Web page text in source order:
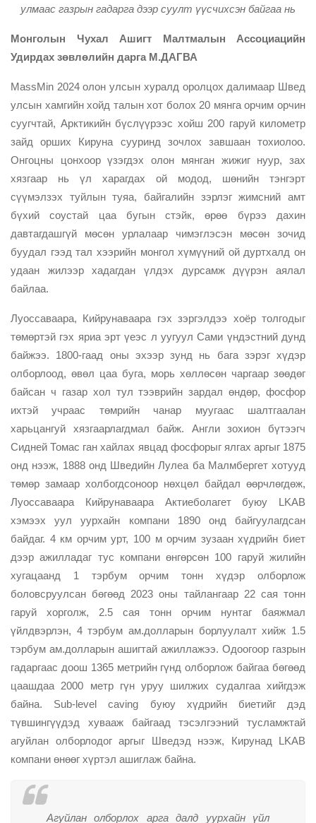
улмаас газрын гадарга дээр суулт үүсчихсэн байгаа нь
Монголын Чухал Ашигт Малтмалын Ассоциацийн
Удирдах зөвлөлийн дарга М.ДАГВА
MassMin 2024 олон улсын хуралд оролцох далимаар Швед
улсын хамгийн хойд талын хот болох 20 мянга орчим орчин
суугчтай, Арктикийн бүслүүрээс хойш 200 гаруй километр
зайд орших Кируна сууринд зочлох завшаан тохиолоо.
Онгоцны цонхоор үзэгдэх олон мянган жижиг нуур, зах
хязгаар нь үл харагдах ой модод, шөнийн тэнгэрт
сүүмэлзэх туйлын туяа, байгалийн зэрлэг жимсний амт
бүхий соустай цаа бугын стэйк, өрөө бүрээ дахин
давтагдашгүй мөсөн урлалаар чимэглэсэн мөсөн зочид
буудал гээд тал хээрийн монгол хүмүүний ой дуртхалд он
удаан жилээр хадагдан үлдэх дурсамж дүүрэн аялал
байлаа.
Луоссаваара, Кийрунаваара гэх зэргэлдээ хоёр толгодыг
төмөртэй гэх яриа эрт үеэс л уугуул Сами үндэстний дунд
байжээ. 1800-гаад оны эхээр зунд нь бага зэрэг хүдэр
олборлоод, өвөл цаа буга, морь хөллөсөн чаргаар зөөдөг
байсан ч газар хол тул тээврийн зардал өндөр, фосфор
ихтэй учраас төмрийн чанар муугаас шалтгаалан
харьцангуй хязгаарлагдмал байж. Англи зохион бүтээгч
Сидней Томас ган хайлах явцад фосфорыг ялгах аргыг 1875
онд нээж, 1888 онд Шведийн Лулеа ба Малмбергет хотууд
төмөр замаар холбогдсоноор нөхцөл байдал өөрчлөгдөж,
Луоссаваара Кийрунаваара Актиеболагет буюу LKAB
хэмээх уул уурхайн компани 1890 онд байгуулагдсан
байдаг. 4 км орчим урт, 100 м орчим зузаан хүдрийн биет
дээр ажилладаг тус компани өнгөрсөн 100 гаруй жилийн
хугацаанд 1 тэрбум орчим тонн хүдэр олборлож
боловсруулсан бөгөөд 2023 оны тайлангаар 22 сая тонн
гаруй хорголж, 2.5 сая тонн орчим нунтаг баяжмал
үйлдвэрлэн, 4 тэрбум ам.долларын борлуулалт хийж 1.5
тэрбум ам.долларын ашигтай ажиллажээ. Одоогоор газрын
гадаргаас доош 1365 метрийн гүнд олборлож байгаа бөгөөд
цаашдаа 2000 метр гүн уруу шилжих судалгаа хийгдэж
байна. Sub-level caving буюу хүдрийн биетийг дэд
түвшингүүдэд хувааж байгаад тэсэлгээний тусламжтай
агуйлан олборлодог аргыг Шведэд нээж, Кирунад LKAB
компани өнөөг хүртэл ашиглаж байна.
Агуйлан олборлох арга далд уурхайн үйл